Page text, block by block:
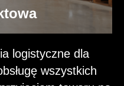
logistyczne dla
wszystkich